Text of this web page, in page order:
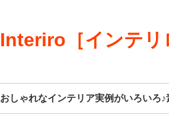
Interiro［インテリ
おしゃれなインテリア実例がいろいろ♪